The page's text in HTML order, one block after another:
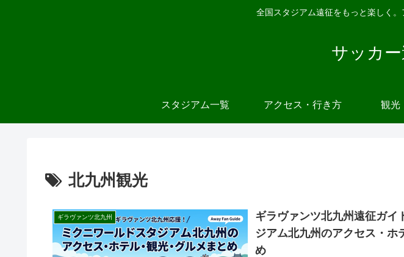
全国スタジアム遠征をもっと楽しく
サッカ
スタジアム一覧 アクセス・行き方 観光
北九州観光
ギラヴァンツ北九州
ギラヴァンツ北九州遠征ガイ
ジアム北九州のアクセス・ホ
め